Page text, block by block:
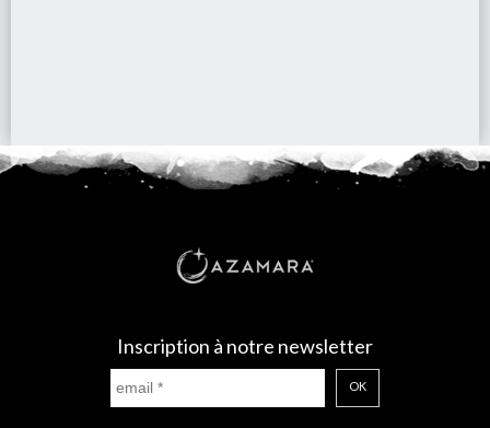
Inscription à notre newsletter
OK